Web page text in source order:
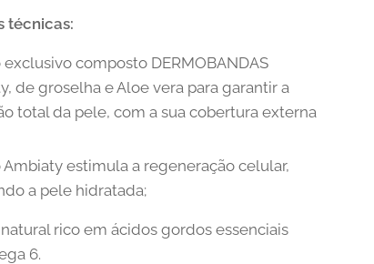
técnicas:
exclusivo composto DERMOBANDAS
de groselha e Aloe vera para garantir a
total da pele, com a sua cobertura externa
Ambiaty estimula a regeneração celular,
a pele hidratada;
rico em ácidos gordos essenciais
6.